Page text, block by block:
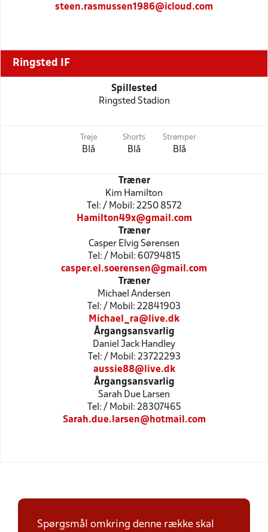
steen.rasmussen1986@icloud.com
Ringsted IF
Spillested
Ringsted Stadion
Trøje
Blå
Shorts
Blå
Strømper
Blå
Træner
Kim Hamilton
Tel: / Mobil: 2250 8572
Hamilton49x@gmail.com
Træner
Casper Elvig Sørensen
Tel: / Mobil: 60794815
casper.el.soerensen@gmail.com
Træner
Michael Andersen
Tel: / Mobil: 22841903
Michael_ra@live.dk
Årgangsansvarlig
Daniel Jack Handley
Tel: / Mobil: 23722293
aussie88@live.dk
Årgangsansvarlig
Sarah Due Larsen
Tel: / Mobil: 28307465
Sarah.due.larsen@hotmail.com
Spørgsmål omkring denne række skal